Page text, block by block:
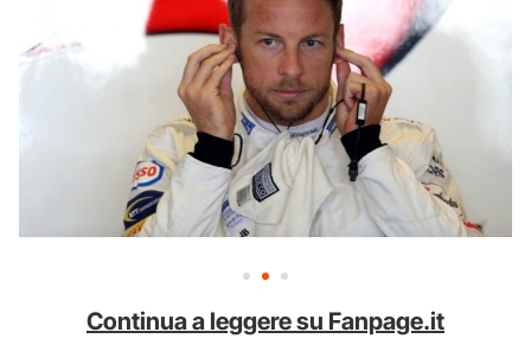
Continua a leggere su Fanpage.it